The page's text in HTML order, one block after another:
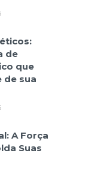
de
que
de sua
A Força
Suas